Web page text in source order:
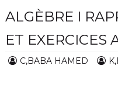
ALGÈBRE I
ET EXERCICES
C,BABA HAMED